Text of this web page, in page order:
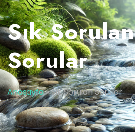
Sık Sorulan
Sorular
Anasayfa»Sık Sorulan Sorular